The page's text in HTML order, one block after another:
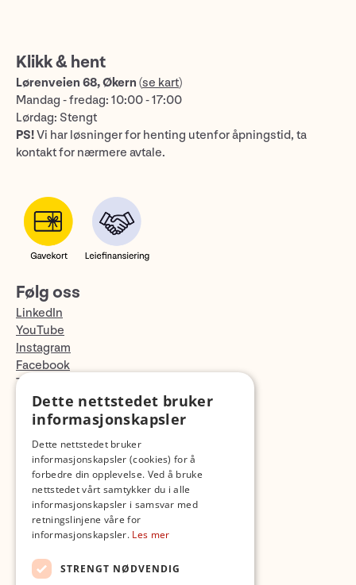
Klikk & hent
Lørenveien 68, Økern (se kart)
Mandag - fredag: 10:00 - 17:00
Lørdag: Stengt
PS!Vi har løsninger for henting utenfor åpningstid, ta
kontakt for nærmere avtale.
Følg oss
LinkedIn
YouTube
Instagram
Facebook
TikTok
Fotopodden
Dette nettstedet bruker
informasjonskapsler
Dette nettstedet bruker
informasjonskapsler (cookies) for å
forbedre din opplevelse. Ved å bruke
nettstedet vårt samtykker du i alle
informasjonskapsler i samsvar med
retningslinjene våre for
informasjonskapsler. Les mer
STRENGT NØDVENDIG